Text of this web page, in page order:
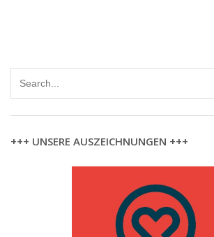
+++ UNSERE AUSZEICHNUNGEN +++